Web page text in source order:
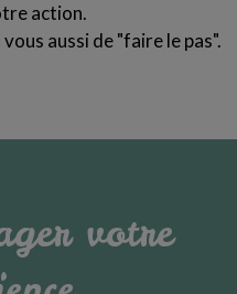
action.
aussi de "faire le pas".
votre